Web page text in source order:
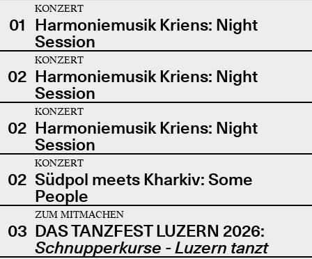
01
KONZERT
Harmoniemusik Kriens: Night
Session
02
KONZERT
Harmoniemusik Kriens: Night
Session
02
KONZERT
Harmoniemusik Kriens: Night
Session
02
KONZERT
Südpol meets Kharkiv: Some
People
03
ZUM MITMACHEN
DAS TANZFEST LUZERN 2026:
Schnupperkurse - Luzern tanzt